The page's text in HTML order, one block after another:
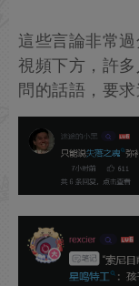
這些言論非常
視頻下方，許
問的話語，要